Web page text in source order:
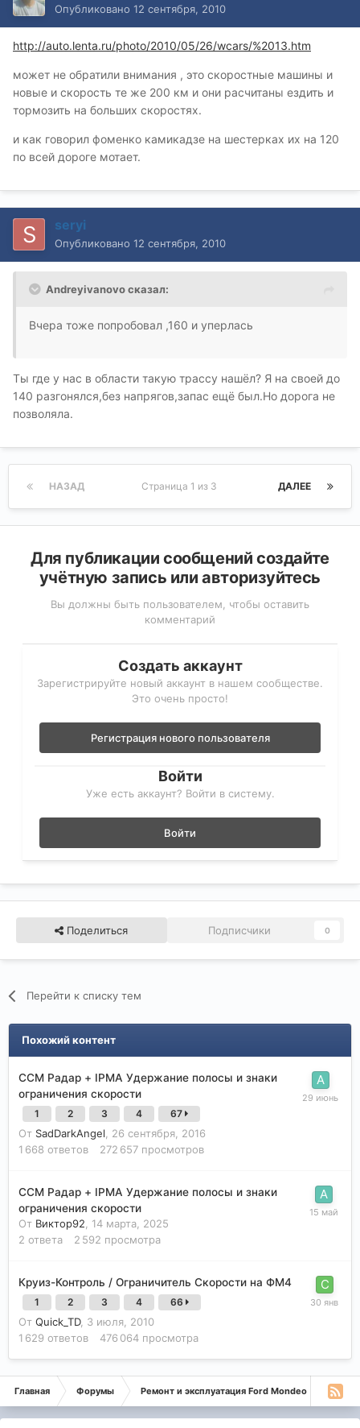
Опубликовано 12 сентября, 2010
http://auto.lenta.ru/photo/2010/05/26/wcars/%2013.htm
может не обратили внимания , это скоростные машины и
новые и скорость те же 200 км и они расчитаны ездить и
тормозить на больших скоростях.
и как говорил фоменко камикадзе на шестерках их на 120
по всей дороге мотает.
seryi
Опубликовано 12 сентября, 2010
Andreyivanovo сказал:
Вчера тоже попробовал ,160 и уперлась
Ты где у нас в области такую трассу нашёл? Я на своей до
140 разгонялся,без напрягов,запас ещё был.Но дорога не
позволяла.
НАЗАД ДАЛЕЕ
Страница 1 из 3
Для публикации сообщений создайте
учётную запись или авторизуйтесь
Вы должны быть пользователем, чтобы оставить
комментарий
Создать аккаунт
Зарегистрируйте новый аккаунт в нашем сообществе.
Это очень просто!
Регистрация нового пользователя
Войти
Уже есть аккаунт? Войти в систему.
Войти
Поделиться Подписчики 0
Перейти к списку тем
Похожий контент
CCM Радар + IPMA Удержание полосы и знаки
ограничения скорости
1 2 3 4 67
От SadDarkAngel
26 сентября, 2016
1 668 ответов 272 657 просмотров
CCM Радар + IPMA Удержание полосы и знаки
ограничения скорости
От Виктор92
14 марта, 2025
2 ответа 2 592 просмотра
Круиз-Контроль / Ограничитель Скорости на ФМ4
1 2 3 4 66
От Quick_TD, 3 июля, 2010
1 629 ответов 476 064 просмотра
Главная Форумы Ремонт и эксплуатация Ford Mondeo